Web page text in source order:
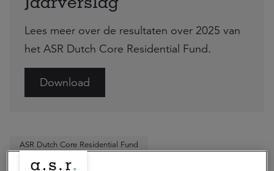
Lees meer over de resultaten over 2025 van
het ASR Dutch Core Residential Fund.
Download
ASR Dutch Core Residential Fund